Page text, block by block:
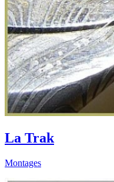
La Trak
Montages